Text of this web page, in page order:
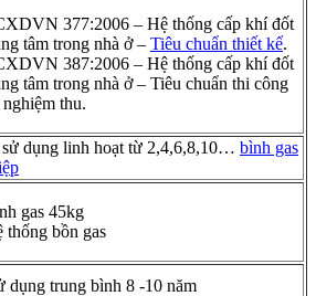
377:2006 – Hệ thống cấp khí đốt
tâm trong nhà ở – Tiêu chuẩn thiết kế.
387:2006 – Hệ thống cấp khí đốt
tâm trong nhà ở – Tiêu chuẩn thi công
nghiệm thu.
dụng linh hoạt từ 2,4,6,8,10… bình gas
gas 45kg
thống bồn gas
dụng trung bình 8 -10 năm